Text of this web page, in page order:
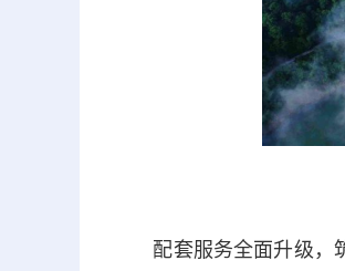
配套服务全面升级，筑